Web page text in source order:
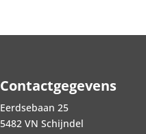
Contactgegevens
Eerdsebaan 25
5482 VN Schijndel